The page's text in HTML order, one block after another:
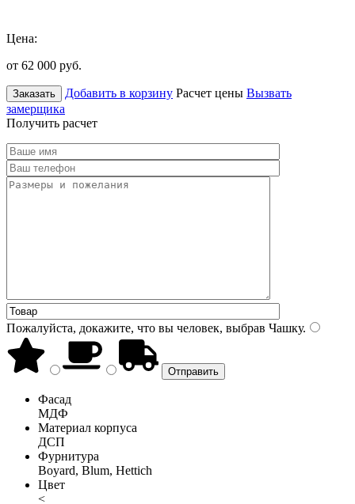
Цена:
от 62 000 руб.
Заказать Добавить в корзину Расчет цены Вызвать
замерщика
Получить расчет
Пожалуйста, докажите, что вы человек, выбрав Чашку.
Фасад
МДФ
Материал корпуса
ДСП
Фурнитура
Boyard, Blum, Hettich
Цвет
<